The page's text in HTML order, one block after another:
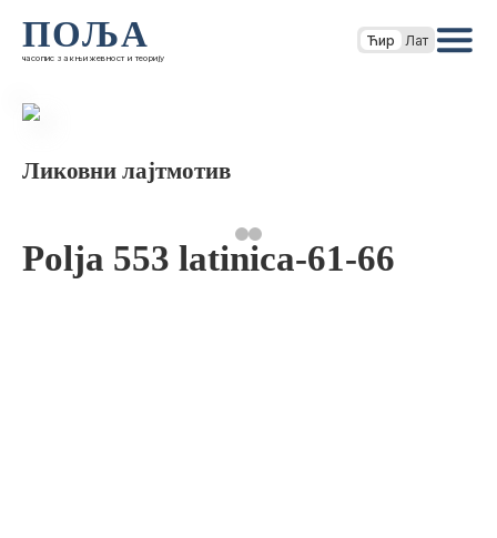
ПОЉА
часопис за књижевност и теорију
Ћир Лат
Ликовни лајтмотив
Polja 553 latinica-61-66